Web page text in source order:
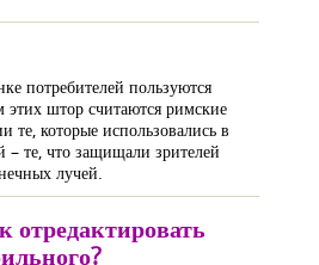
потребителей пользуются
штор считаются римские
те, которые использовались в
– те, что защищали зрителей
лучей.
отредактировать